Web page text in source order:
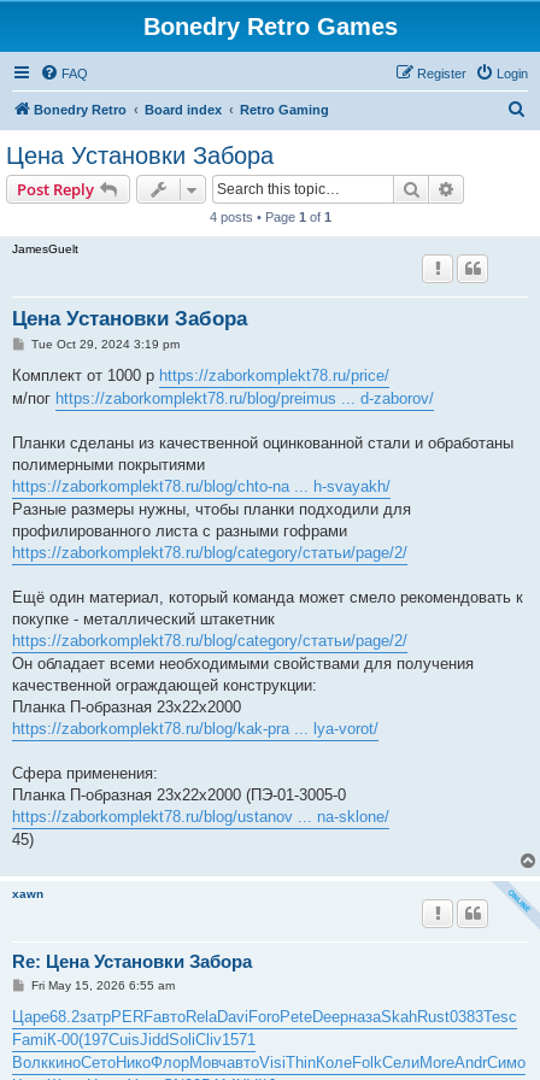
Bonedry Retro Games
FAQ Login
Register
Bonedry Retro Board index Retro Gaming
Цена Установки Забора
Post Reply Search
4 posts • Page 1 of 1
JamesGuelt
Цена Установки Забора
P
s
Tue Oct 29, 2024 3:19 pm
Комплект от 1000 р https://zaborkomplekt78.ru/price/
м/пог https://zaborkomplekt78.ru/blog/preimus ... d-zaborov/
Планки сделаны из качественной оцинкованной стали и обработаны
полимерными покрытиями
https://zaborkomplekt78.ru/blog/chto-na ... h-svayakh/
Разные размеры нужны, чтобы планки подходили для
профилированного листа с разными гофрами
https://zaborkomplekt78.ru/blog/category/статьи/page/2/
Ещё один материал, который команда может смело рекомендовать к
покупке - металлический штакетник
https://zaborkomplekt78.ru/blog/category/статьи/page/2/
Он обладает всеми необходимыми свойствами для получения
качественной ограждающей конструкции:
Планка П-образная 23х22х2000
https://zaborkomplekt78.ru/blog/kak-pra ... lya-vorot/
Сфера применения:
Планка П-образная 23х22х2000 (ПЭ-01-3005-0
https://zaborkomplekt78.ru/blog/ustanov ... na-sklone/
45)
xawn
Re: Цена Установки Забора
P
s
t
Fri May 15, 2026 6:55 am
Царе68.2затрPERFавтоRelaDaviForoPeteDeepназаSkahRust0383Tesc
FamiК-00(197CuisJiddSoliCliv1571
ВолккиноСетоНикоФлорМовчавтоVisiThinКолеFolkСелиMoreAndrСимо